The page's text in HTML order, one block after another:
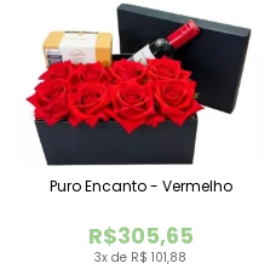
3x de R$ 101,88
R$305,65
Puro Encanto - Vermelho